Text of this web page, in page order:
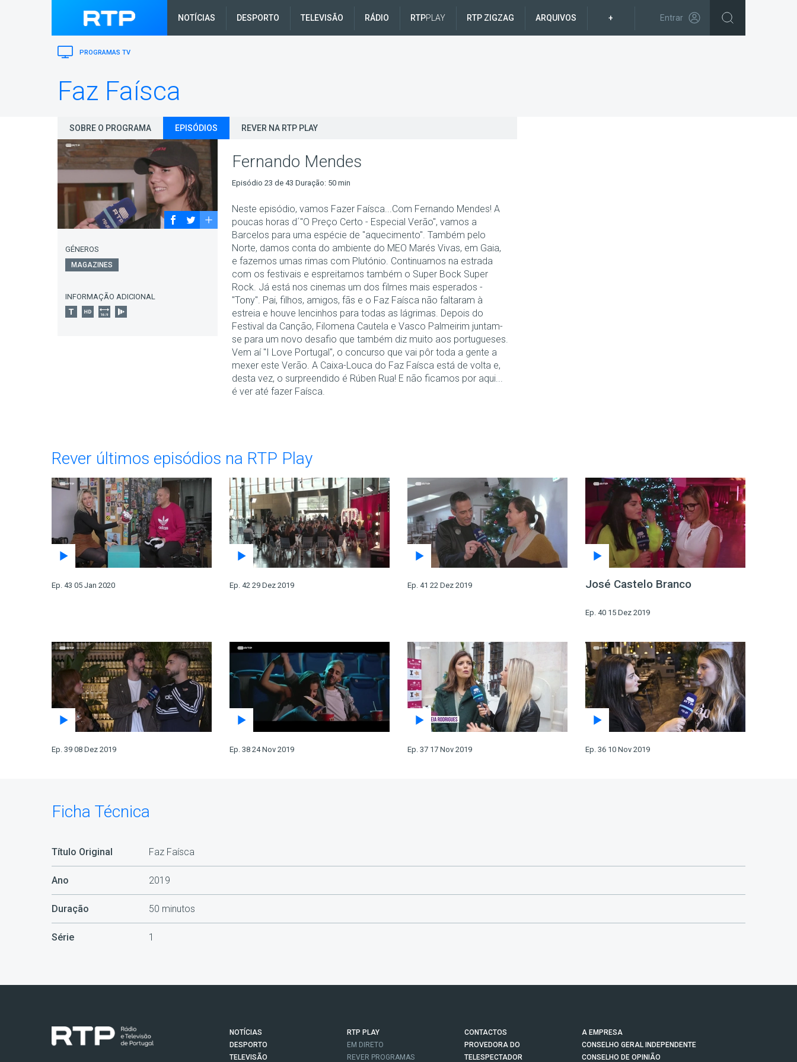
NOTÍCIAS DESPORTO TELEVISÃO RÁDIO RTPPLAY RTP ZIGZAG ARQUIVOS + Entrar
PROGRAMAS TV
Faz Faísca
SOBRE O PROGRAMA EPISÓDIOS REVER NA RTP PLAY
GÉNEROS
MAGAZINES
INFORMAÇÃO ADICIONAL
Fernando Mendes
Episódio 23 de 43 Duração: 50 min
Neste episódio, vamos Fazer Faísca...Com Fernando Mendes! A
poucas horas d´"O Preço Certo - Especial Verão", vamos a
Barcelos para uma espécie de "aquecimento". Também pelo
Norte, damos conta do ambiente do MEO Marés Vivas, em Gaia,
e fazemos umas rimas com Plutónio. Continuamos na estrada
com os festivais e espreitamos também o Super Bock Super
Rock. Já está nos cinemas um dos filmes mais esperados -
"Tony". Pai, filhos, amigos, fãs e o Faz Faísca não faltaram à
estreia e houve lencinhos para todas as lágrimas. Depois do
Festival da Canção, Filomena Cautela e Vasco Palmeirim juntam-
se para um novo desafio que também diz muito aos portugueses.
Vem aí "I Love Portugal", o concurso que vai pôr toda a gente a
mexer este Verão. A Caixa-Louca do Faz Faísca está de volta e,
desta vez, o surpreendido é Rúben Rua! E não ficamos por aqui...
é ver até fazer Faísca.
Rever últimos episódios na RTP Play
Ep. 43 05 Jan 2020 Ep. 42 29 Dez 2019 Ep. 41 22 Dez 2019 José Castelo Branco
Ep. 40 15 Dez 2019
Ep. 39 08 Dez 2019 Ep. 38 24 Nov 2019 Ep. 37 17 Nov 2019 Ep. 36 10 Nov 2019
Ficha Técnica
Título Original Faz Faísca
Ano 2019
Duração 50 minutos
Série 1
NOTÍCIAS
DESPORTO
TELEVISÃO
RTP PLAY
EM DIRETO
REVER PROGRAMAS
CONTACTOS
PROVEDORA DO
TELESPECTADOR
A EMPRESA
CONSELHO GERAL INDEPENDENTE
CONSELHO DE OPINIÃO